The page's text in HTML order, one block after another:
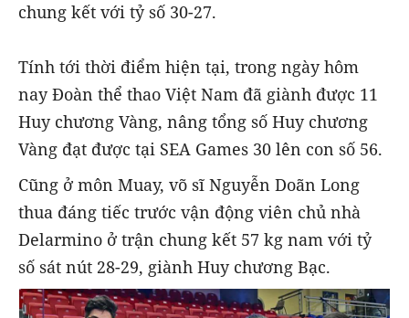
chung kết với tỷ số 30-27.
Tính tới thời điểm hiện tại, trong ngày hôm
nay Đoàn thể thao Việt Nam đã giành được 11
Huy chương Vàng, nâng tổng số Huy chương
Vàng đạt được tại SEA Games 30 lên con số 56.
Cũng ở môn Muay, võ sĩ Nguyễn Doãn Long
thua đáng tiếc trước vận động viên chủ nhà
Delarmino ở trận chung kết 57 kg nam với tỷ
số sát nút 28-29, giành Huy chương Bạc.